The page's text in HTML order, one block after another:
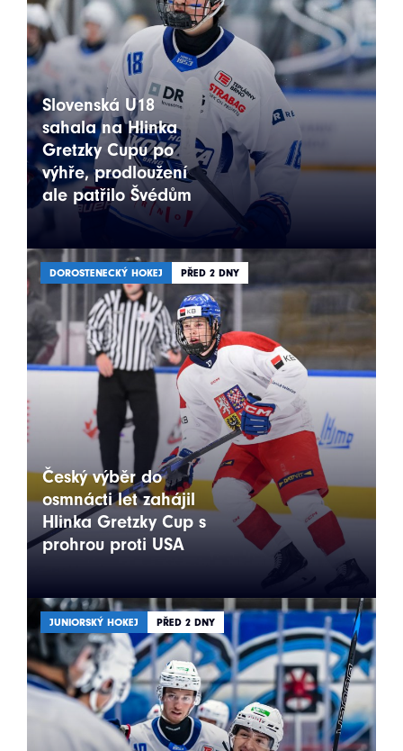
Slovenská U18
sahala na Hlinka
Gretzky Cupu po
výhře, prodloužení
ale patřilo Švédům
DOROSTENECKÝ HOKEJ PŘED 2 DNY
Český výběr do
osmnácti let zahájil
Hlinka Gretzky Cup s
prohrou proti USA
JUNIORSKÝ HOKEJ PŘED 2 DNY